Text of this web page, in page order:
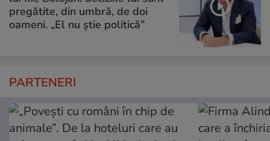
pregătite, din umbră, de doi
oameni. „El nu știe politică”
PARTENERI